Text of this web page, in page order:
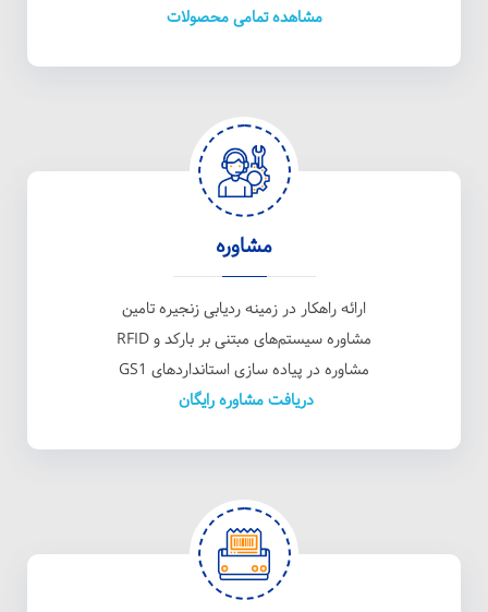
مشاهده تمامی محصولات
مشاوره
ارائه راهکار در زمینه ردیابی زنجیره تامین
مشاوره سیستم‌های مبتنی بر بارکد و RFID
مشاوره در پیاده سازی استانداردهای GS1
دریافت مشاوره رایگان